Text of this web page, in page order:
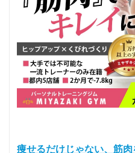
痩せるだけじゃない、筋